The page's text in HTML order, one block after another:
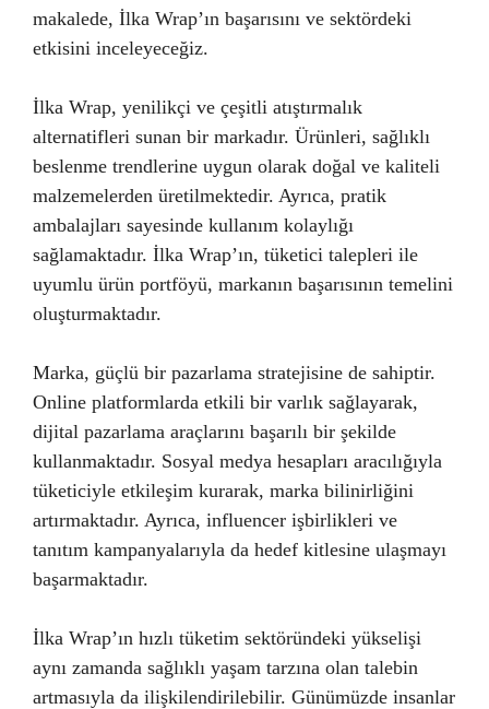
makalede, İlka Wrap’ın başarısını ve sektördeki
etkisini inceleyeceğiz.
İlka Wrap, yenilikçi ve çeşitli atıştırmalık
alternatifleri sunan bir markadır. Ürünleri, sağlıklı
beslenme trendlerine uygun olarak doğal ve kaliteli
malzemelerden üretilmektedir. Ayrıca, pratik
ambalajları sayesinde kullanım kolaylığı
sağlamaktadır. İlka Wrap’ın, tüketici talepleri ile
uyumlu ürün portföyü, markanın başarısının temelini
oluşturmaktadır.
Marka, güçlü bir pazarlama stratejisine de sahiptir.
Online platformlarda etkili bir varlık sağlayarak,
dijital pazarlama araçlarını başarılı bir şekilde
kullanmaktadır. Sosyal medya hesapları aracılığıyla
tüketiciyle etkileşim kurarak, marka bilinirliğini
artırmaktadır. Ayrıca, influencer işbirlikleri ve
tanıtım kampanyalarıyla da hedef kitlesine ulaşmayı
başarmaktadır.
İlka Wrap’ın hızlı tüketim sektöründeki yükselişi
aynı zamanda sağlıklı yaşam tarzına olan talebin
artmasıyla da ilişkilendirilebilir. Günümüzde insanlar